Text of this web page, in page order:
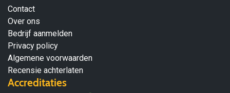
Contact
Over ons
Bedrijf aanmelden
Privacy policy
Algemene voorwaarden
Recensie achterlaten
Accreditaties